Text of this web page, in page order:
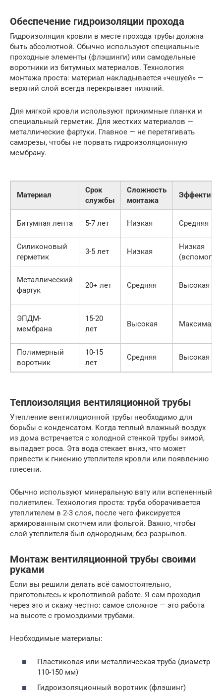
Обеспечение гидроизоляции прохода
Гидроизоляция кровли в месте прохода трубы должна
быть абсолютной. Обычно используют специальные
проходные элементы (флэшинги) или самодельные
воротники из битумных материалов. Технология
монтажа проста: материал накладывается «чешуей» —
верхний слой всегда перекрывает нижний.
Для мягкой кровли используют прижимные планки и
специальный герметик. Для жестких материалов —
металлические фартуки. Главное — не перетягивать
саморезы, чтобы не порвать гидроизоляционную
мембрану.
Материал
Срок
службы
Сложность
монтажа
Битумная лента 5-7 лет Низкая Средняя
Силиконовый
герметик
3-5 лет Низкая
Низкая
(вспомог.)
Металлический
фартук
20+ лет Средняя Высокая
ЭПДМ-
мембрана
15-20
лет
Высокая
Полимерный
воротник
10-15
лет
Средняя Высокая
Теплоизоляция вентиляционной трубы
Утепление вентиляционной трубы необходимо для
борьбы с конденсатом. Когда теплый влажный воздух
из дома встречается с холодной стенкой трубы зимой,
выпадает роса. Эта вода стекает вниз, что может
привести к гниению утеплителя кровли или появлению
плесени.
Обычно используют минеральную вату или вспененный
полиэтилен. Технология проста: труба оборачивается
утеплителем в 2-3 слоя, после чего фиксируется
армированным скотчем или фольгой. Важно, чтобы
слой утеплителя был однородным, без разрывов.
Монтаж вентиляционной трубы своими
руками
Если вы решили делать всё самостоятельно,
приготовьтесь к кропотливой работе. Я сам проходил
через это и скажу честно: самое сложное — это работа
на высоте с громоздкими трубами.
Необходимые материалы:
Пластиковая или металлическая труба (диаметр
110-150 мм)
Гидроизоляционный воротник (флэшинг)